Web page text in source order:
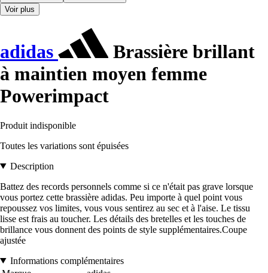
Voir plus
adidas
Brassière brillant
à maintien moyen femme
Powerimpact
Produit indisponible
Toutes les variations sont épuisées
Description
Battez des records personnels comme si ce n'était pas grave lorsque
vous portez cette brassière adidas. Peu importe à quel point vous
repoussez vos limites, vous vous sentirez au sec et à l'aise. Le tissu
lisse est frais au toucher. Les détails des bretelles et les touches de
brillance vous donnent des points de style supplémentaires.Coupe
ajustée
Informations complémentaires